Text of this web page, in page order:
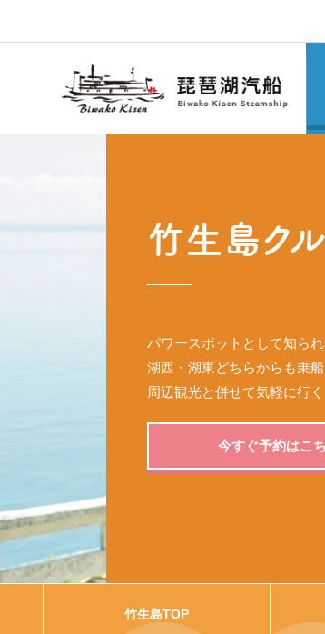
竹生島ク
パワースポットとして知られ
湖西・湖東どちらからも乗船
周辺観光と併せて気軽に行く
今すぐ予約はこ
竹生島TOP